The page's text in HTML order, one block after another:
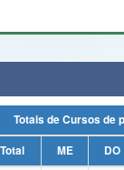
Totais de Cursos de
Total ME DO